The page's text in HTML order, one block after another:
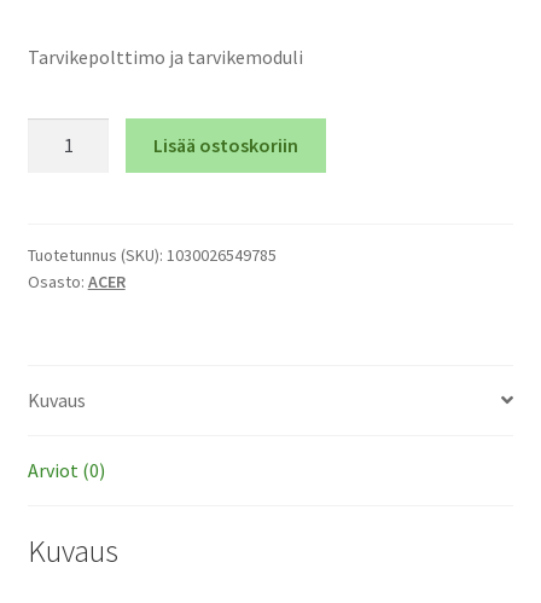
Tarvikepolttimo ja tarvikemoduli
ja
tarvikemoduli
Lisää ostoskoriin
Tuotetunnus (SKU): 1030026549785
Osasto: ACER
Kuvaus
Arviot (0)
Kuvaus